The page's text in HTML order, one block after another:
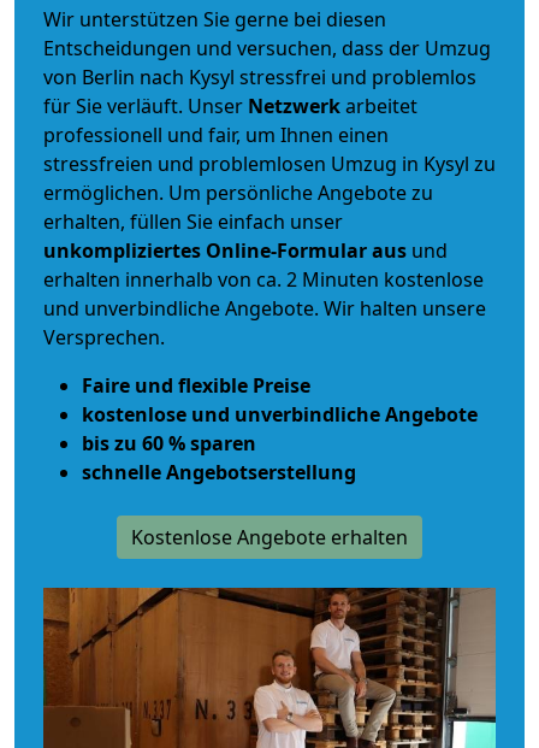
Wir unterstützen Sie gerne bei diesen
Entscheidungen und versuchen, dass der Umzug
von Berlin nach Kysyl stressfrei und problemlos
für Sie verläuft. Unser Netzwerkarbeitet
professionell und fair, um Ihnen einen
stressfreien und problemlosen Umzug in Kysyl zu
ermöglichen. Um persönliche Angebote zu
erhalten, füllen Sie einfach unser
unkompliziertes Online-Formular aus und
erhalten innerhalb von ca. 2 Minuten kostenlose
und unverbindliche Angebote. Wir halten unsere
Versprechen.
Faire und flexible Preise
kostenlose und unverbindliche Angebote
bis zu 60 % sparen
schnelle Angebotserstellung
Kostenlose Angebote erhalten